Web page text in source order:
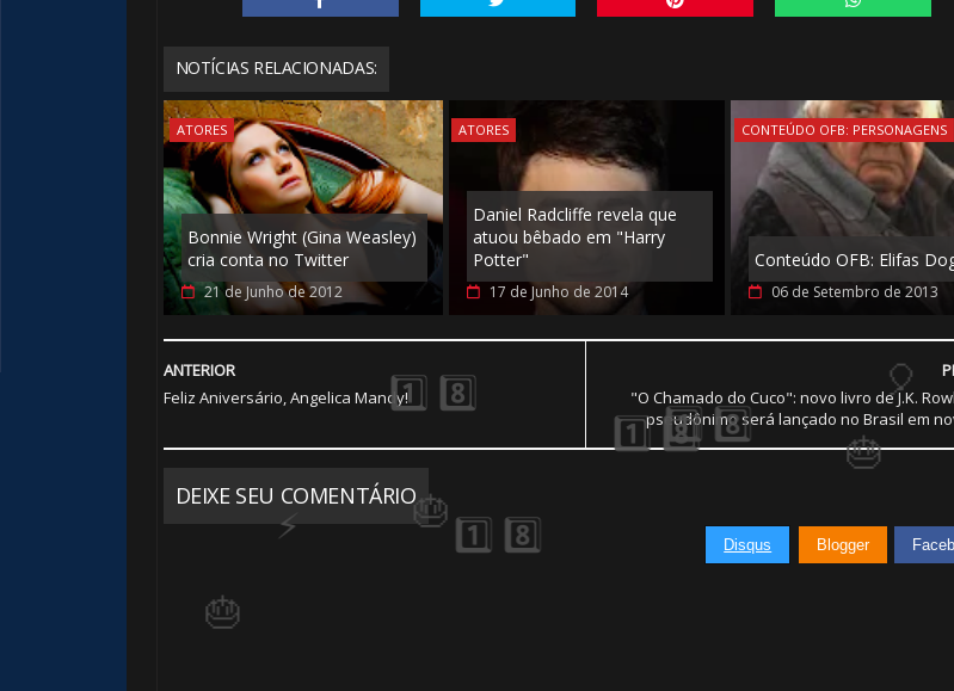
NOTÍCIAS RELACIONADAS:
ATORES
Bonnie Wright (Gina Weasley)
cria conta no Twitter
21 de Junho de 2012
ATORES
Daniel Radcliffe revela que
atuou bêbado em "Harry
Potter"
17 de Junho de 2014
CONTEÚDO OFB: PERSONAGENS
Conteúdo OFB: Elifas
06 de Setembro de 2013
"O Chamado do Cuco": novo livro de J.K.
pseudônimo será lançado no Brasil em
ANTERIOR
Feliz Aniversário, Angelica Mandy!
DEIXE SEU COMENTÁRIO
Disqus Blogger
1️⃣ 8️⃣
🎈
1️⃣